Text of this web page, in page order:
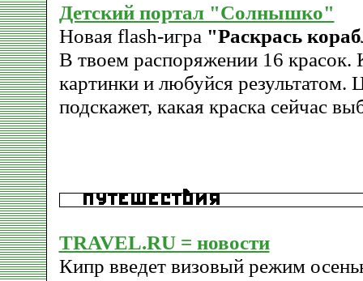
Детский портал "Солнышко"
Новая flash-игра "Раскрась
В твоем распоряжении 16 красок.
картинки и любуйся результатом.
подскажет, какая краска сейчас
TRAVEL.RU = новости
Кипр введет визовый режим